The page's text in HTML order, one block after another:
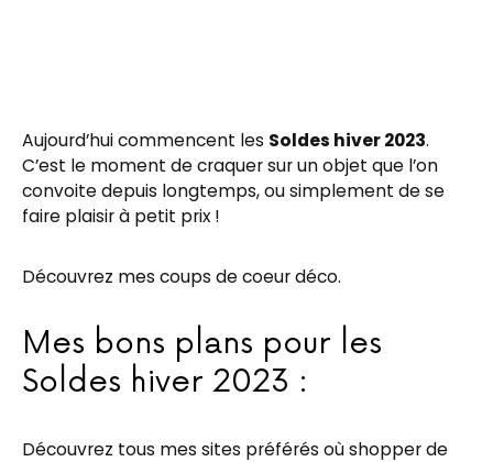
Aujourd’hui commencent les Soldes hiver 2023.
C’est le moment de craquer sur un objet que l’on
convoite depuis longtemps, ou simplement de se
faire plaisir à petit prix !
Découvrez mes coups de coeur déco.
Mes bons plans pour les
Soldes hiver 2023 :
Découvrez tous mes sites préférés où shopper de